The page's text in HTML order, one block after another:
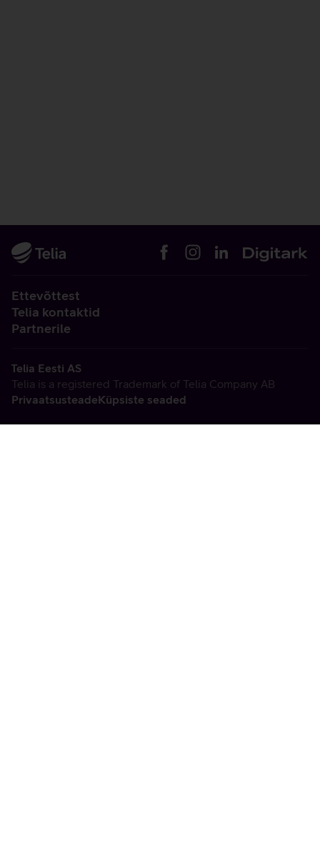
Ettevõttest
Telia kontaktid
Partnerile
Telia Eesti AS
Telia is a registered Trademark of Telia Company AB
PrivaatsusteadeKüpsiste seaded